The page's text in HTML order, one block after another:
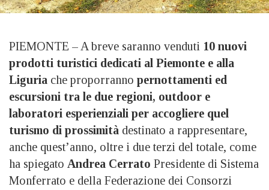
PIEMONTE – A breve saranno venduti 10 nuovi
prodotti turistici dedicati al Piemonte e alla
Liguria che proporranno pernottamenti ed
escursioni tra le due regioni, outdoor e
laboratori esperienziali per accogliere quel
turismo di prossimità destinato a rappresentare,
anche quest’anno, oltre i due terzi del totale, come
ha spiegato Andrea Cerrato Presidente di Sistema
Monferrato e della Federazione dei Consorzi